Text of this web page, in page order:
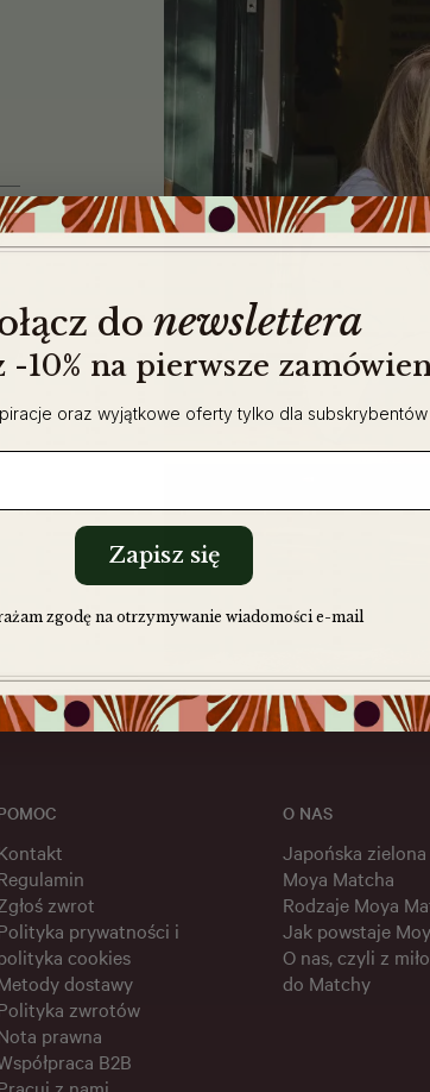
zwrot
prywatności i
cookies
dostawy
zwrotów
prawna
B2B
O NAS
Japońska
Moya Matcha
Rodzaje Moya
Jak powstaje
O nas, czyli z
do Matchy
do newslettera
10% na pierwsze
oraz wyjątkowe oferty tylko dla subskrybentów
Zapisz się
komunikację
zgodę na otrzymywanie wiadomości e-mail